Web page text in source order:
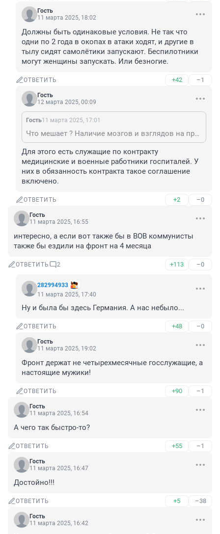
Гость
11 марта 2025, 18:02
Должны быть одинаковые условия. Не так что
одни по 2 года в окопах в атаки ходят, и другие в
тылу сидят самолётики запускают. Беспилотники
могут женщины запускать. Или безногие.
ОТВЕТИТЬ +42 –1
Гость
12 марта 2025, 00:09
Гость11 марта 2025, 17:01
Что мешает ? Наличие мозгов и взглядов на происходящее.
Для этого есть служащие по контракту
медицинские и военные работники госпиталей. У
них в обязанность контракта такое соглашение
включено.
ОТВЕТИТЬ +2 –0
Гость
11 марта 2025, 16:55
интересно, а если вот также бы в ВОВ коммунисты
также бы ездили на фронт на 4 месяца
ОТВЕТИТЬ 2 +113 –0
282994933
11 марта 2025, 17:40
Ну и была бы здесь Германия. А нас небыло...
ОТВЕТИТЬ +48 –0
Гость
11 марта 2025, 19:02
Фронт держат не четырехмесячные госслужащие, а
настоящие мужики!
ОТВЕТИТЬ +90 –1
Гость
11 марта 2025, 16:54
А чего так быстро-то?
ОТВЕТИТЬ +55 –1
Гость
11 марта 2025, 16:47
Достойно!!!
ОТВЕТИТЬ +5 –38
Гость
11 марта 2025, 16:42